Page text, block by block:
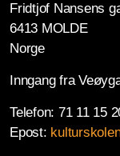
Fridtjof Nansens
6413 MOLDE
Norge
Inngang fra
Telefon: 71 11 15
Epost: